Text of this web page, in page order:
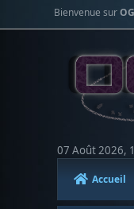
Bienvenue sur
07 Août 2026,
Accueil